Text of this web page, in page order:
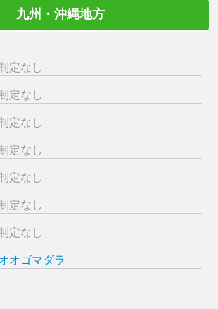
九州・沖縄地方
定なし
定なし
定なし
定なし
定なし
定なし
定なし
オゴマダラ